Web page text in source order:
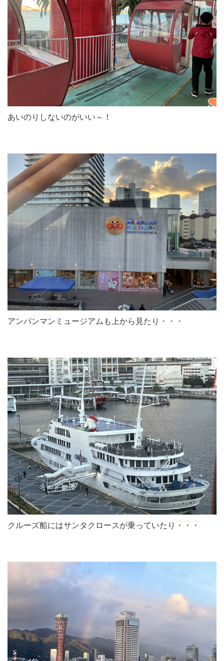
あいのりしないのがいい～！
アンパンマンミュージアムも上から見たり・・・
クルーズ船にはサンタクロースが乗っていたり・・・